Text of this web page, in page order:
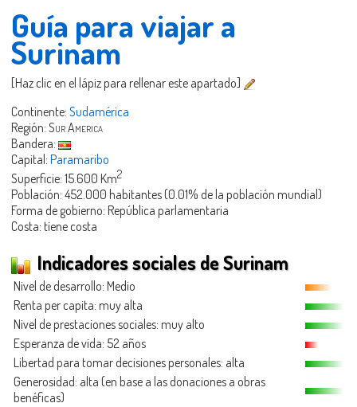
Guía para viajar a
Surinam
[Haz clic en el lápiz para rellenar este apartado]
Continente: Sudamérica
Región: Sur America
Bandera:
Capital: Paramaribo
Superficie: 15.600 Km2
Población: 452.000 habitantes (0.01% de la población mundial)
Forma de gobierno: República parlamentaria
Costa: tiene costa
Indicadores sociales de Surinam
Nivel de desarrollo: Medio
Renta per capita: muy alta
Nivel de prestaciones sociales: muy alto
Esperanza de vida: 52 años
Libertad para tomar decisiones personales: alta
Generosidad: alta (en base a las donaciones a obras
benéficas)